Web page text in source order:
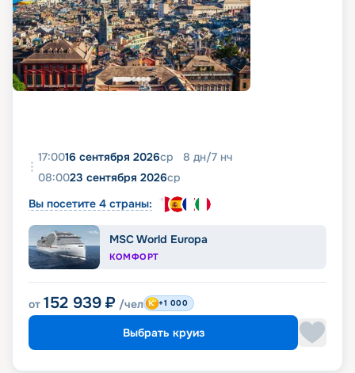
17:0016 сентября 2026ср 8 дн/7 нч
08:0023 сентября 2026ср
Вы посетите 4 страны:
MSC World Europa
КОМФОРТ
от 152 939 ₽ /чел +1 000
Выбрать круиз